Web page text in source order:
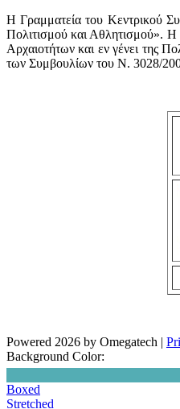
Η Γραμματεία του Κεντρικού
Πολιτισμού και Αθλητισμού». Η
Αρχαιοτήτων και εν γένει της
των Συμβουλίων του Ν. 3028/
Powered 2026 by Omegatech |
Background Color:
Boxed
Stretched